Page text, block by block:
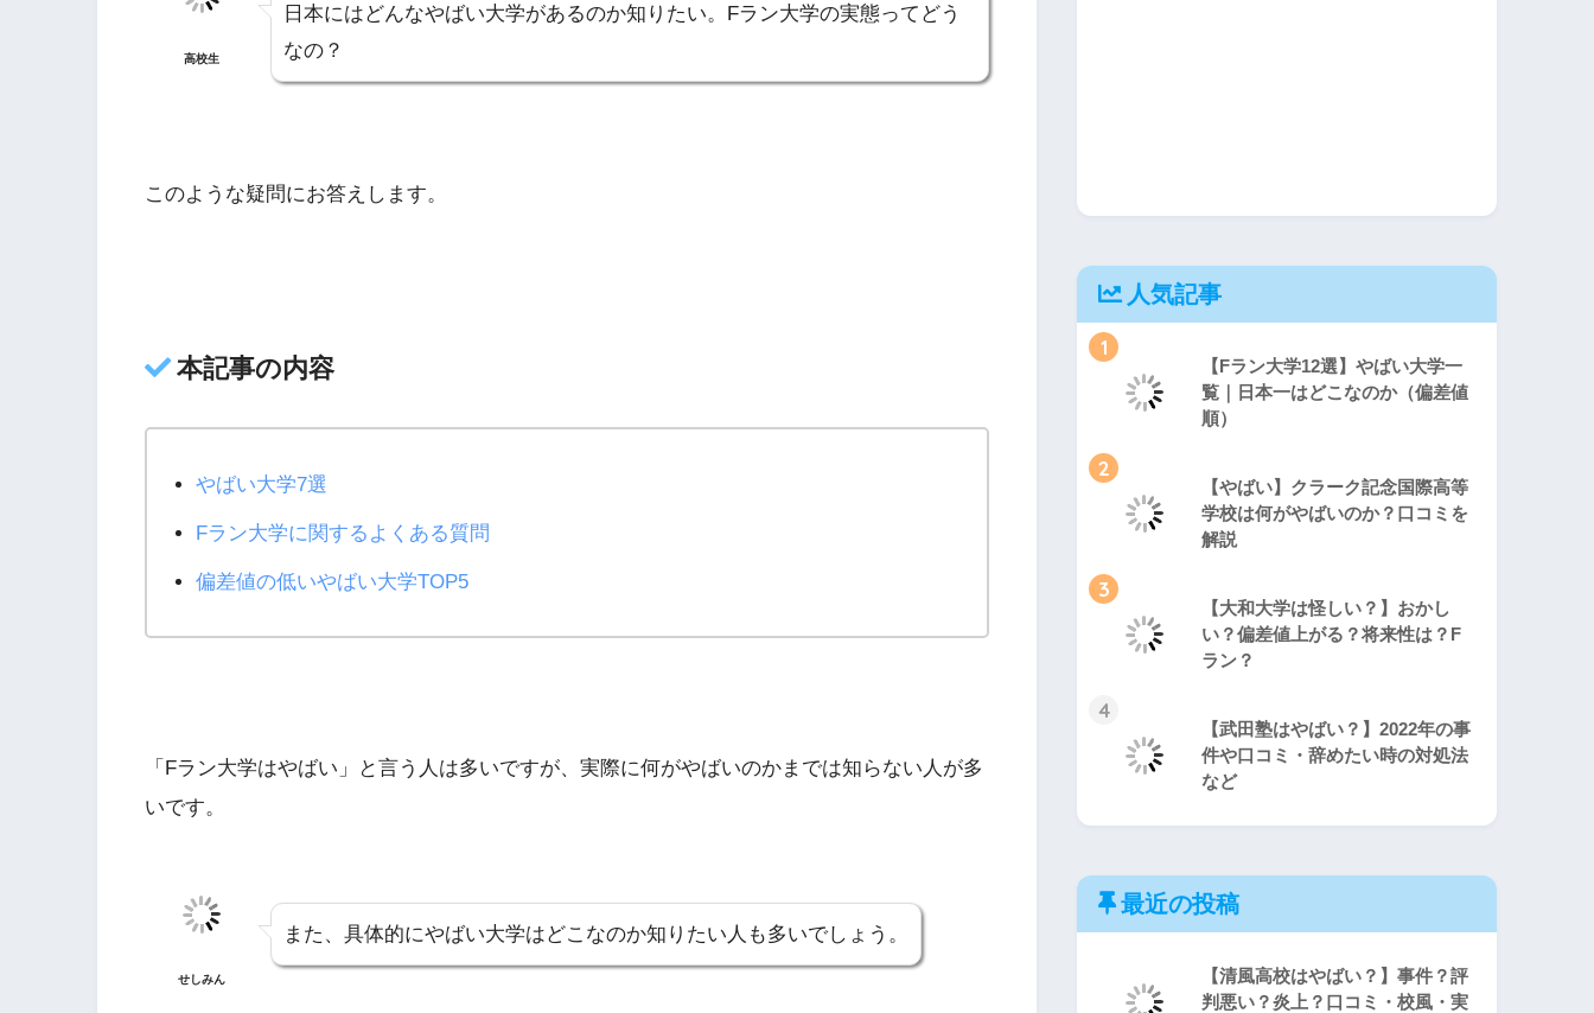
高校生
日本にはどんなやばい大学があるのか知りたい。Fラン大学の実態ってどう
なの？
このような疑問にお答えします。
本記事の内容
やばい大学7選
Fラン大学に関するよくある質問
偏差値の低いやばい大学TOP5
「Fラン大学はやばい」と言う人は多いですが、実際に何がやばいのかまでは知らない人が多
いです。
せしみん
また、具体的にやばい大学はどこなのか知りたい人も多いでしょう。
人気記事
1
【Fラン大学12選】やばい大学一
覧｜日本一はどこなのか（偏差値
順）
2
【やばい】クラーク記念国際高等
学校は何がやばいのか？口コミを
解説
3
【大和大学は怪しい？】おかし
い？偏差値上がる？将来性は？F
ラン？
4
【武田塾はやばい？】2022年の事
件や口コミ・辞めたい時の対処法
など
最近の投稿
【清風高校はやばい？】事件？評
判悪い？炎上？口コミ・校風・実